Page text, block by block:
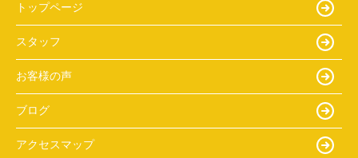
トップページ
スタッフ
お客様の声
ブログ
アクセスマップ